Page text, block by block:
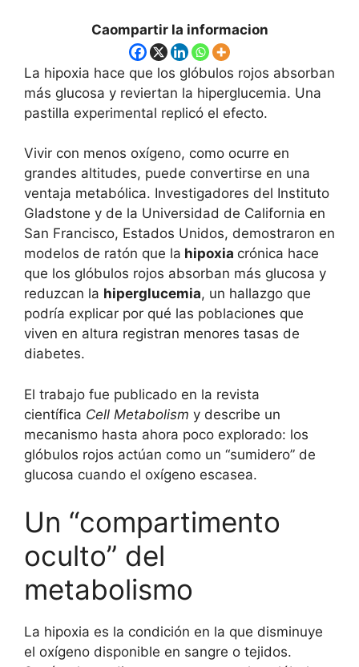
Caompartir la informacion
La hipoxia hace que los glóbulos rojos absorban
más glucosa y reviertan la hiperglucemia. Una
pastilla experimental replicó el efecto.
Vivir con menos oxígeno, como ocurre en
grandes altitudes, puede convertirse en una
ventaja metabólica. Investigadores del Instituto
Gladstone y de la Universidad de California en
San Francisco, Estados Unidos, demostraron en
modelos de ratón que la hipoxia crónica hace
que los glóbulos rojos absorban más glucosa y
reduzcan la hiperglucemia, un hallazgo que
podría explicar por qué las poblaciones que
viven en altura registran menores tasas de
diabetes.
El trabajo fue publicado en la revista
científica Cell Metabolism y describe un
mecanismo hasta ahora poco explorado: los
glóbulos rojos actúan como un “sumidero” de
glucosa cuando el oxígeno escasea.
Un “compartimento
oculto” del
metabolismo
La hipoxia es la condición en la que disminuye
el oxígeno disponible en sangre o tejidos.